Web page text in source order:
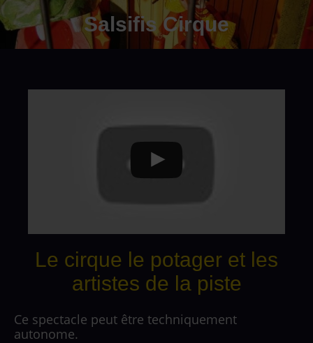
Salsifis Cirque
Le cirque le potager et les
artistes de la piste
Ce spectacle peut être techniquement
autonome.